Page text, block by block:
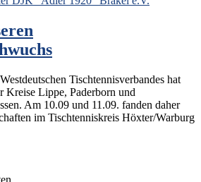
Tischtennisverbandes hat
Kreise Lippe, Paderborn und
Am 10.09 und 11.09. fanden daher
im Tischtenniskreis Höxter/Warburg